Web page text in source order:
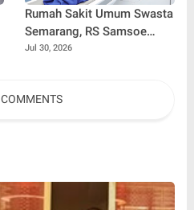
Rumah Sakit Umum Swasta
Semarang, RS Samsoe
Hidajat Perluas Layanan
Jul 30, 2026